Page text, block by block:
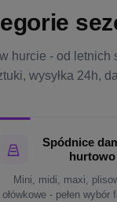
hurcie - od
wysyłka 24h,
Spódnice
hurtowo
Mini, midi, maxi,
ołówkowe - pełen wybór